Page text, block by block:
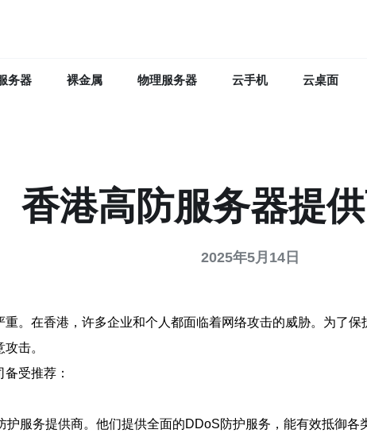
务器 裸金属 物理服务器 云手机 云桌面
香港高防服务器提
2025年5月14日
。在香港，许多企业和个人都面临着网络攻击的威胁。为了
击。
受推荐：
服务提供商。他们提供全面的DDoS防护服务，能有效抵御